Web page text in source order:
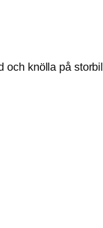
och knölla på